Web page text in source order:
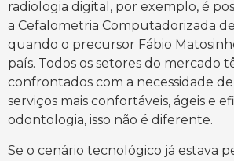
radiologia digital, por exemplo, é
a Cefalometria Computadorizada
quando o precursor Fábio
país. Todos os setores do mercado
confrontados com a necessidade
serviços mais confortáveis, ágeis e
odontologia, isso não é diferente.
Se o cenário tecnológico já estava